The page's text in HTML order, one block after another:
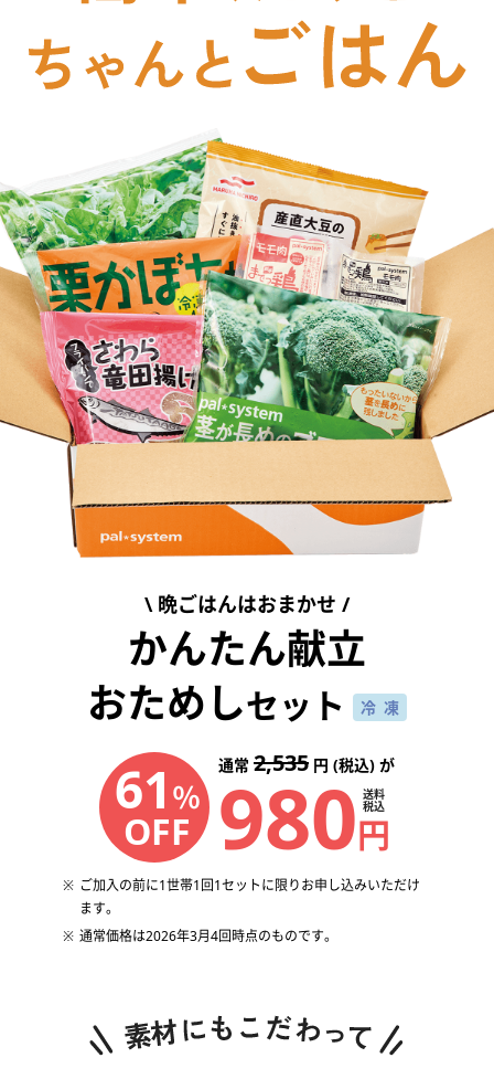
晩ごはんはおまかせ
かんたん献立
おためしセット 冷凍
61 ％
OFF
通常 2,535 円 (税込) が
980 送料
税込
円
ご加入の前に1世帯1回1セットに限りお申し込みいただけ
ます。
通常価格は2026年3月4回時点のものです。